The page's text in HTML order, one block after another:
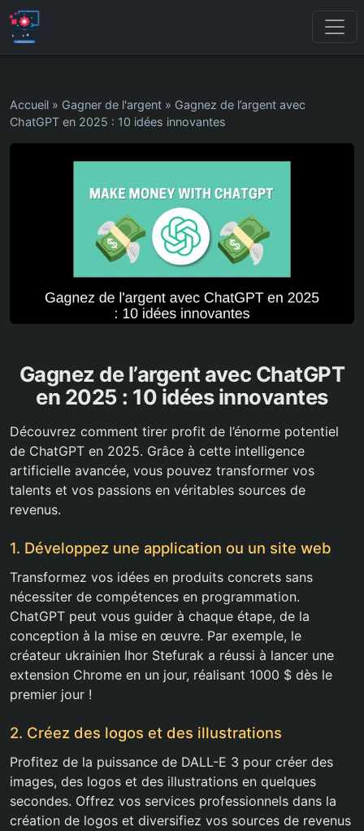
Accueil » Gagner de l'argent » Gagnez de l’argent avec
ChatGPT en 2025 : 10 idées innovantes
Gagnez de l’argent avec ChatGPT
en 2025 : 10 idées innovantes
Découvrez comment tirer profit de l’énorme potentiel
de ChatGPT en 2025. Grâce à cette intelligence
artificielle avancée, vous pouvez transformer vos
talents et vos passions en véritables sources de
revenus.
1. Développez une application ou un site web
Transformez vos idées en produits concrets sans
nécessiter de compétences en programmation.
ChatGPT peut vous guider à chaque étape, de la
conception à la mise en œuvre. Par exemple, le
créateur ukrainien Ihor Stefurak a réussi à lancer une
extension Chrome en un jour, réalisant 1000 $ dès le
premier jour !
2. Créez des logos et des illustrations
Profitez de la puissance de DALL-E 3 pour créer des
images, des logos et des illustrations en quelques
secondes. Offrez vos services professionnels dans la
création de logos et diversifiez vos sources de revenus